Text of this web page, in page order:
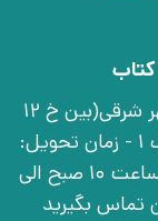
کتاب
تهران، خ انقلاب، خ 12 فروردین، خ روانمهر شرقی(بین خ 12
فروردین و خ فخر رازی)، بن‌بست اوّل، پلاک 1 - زمان تحویل:
شنبه تا چهارشنبه به جز روزهای تعطیل از ساعت 10 صبح الی